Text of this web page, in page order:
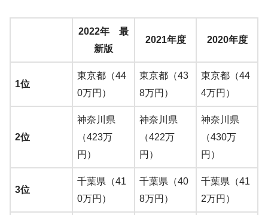
2022年 最
新版
2021年度 2020年度
1位
東京都（44
0万円）
東京都（43
8万円）
東京都（44
4万円）
2位
神奈川県
（423万
円）
神奈川県
（422万
円）
神奈川県
（430万
円）
3位
千葉県（41
0万円）
千葉県（40
8万円）
千葉県（41
2万円）